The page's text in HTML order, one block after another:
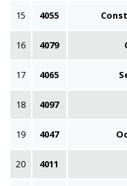
15 4055
16 4079
17 4065
18 4097
19 4047
20 4011